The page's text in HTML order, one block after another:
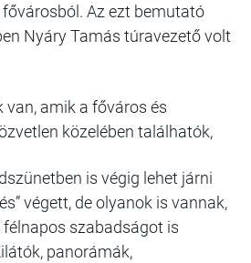
Az ezt bemutató
Nyáry Tamás túravezető volt
amik a főváros és
közelében találhatók,
is végig lehet járni
végett, de olyanok is vannak,
szabadságot is
panorámák,